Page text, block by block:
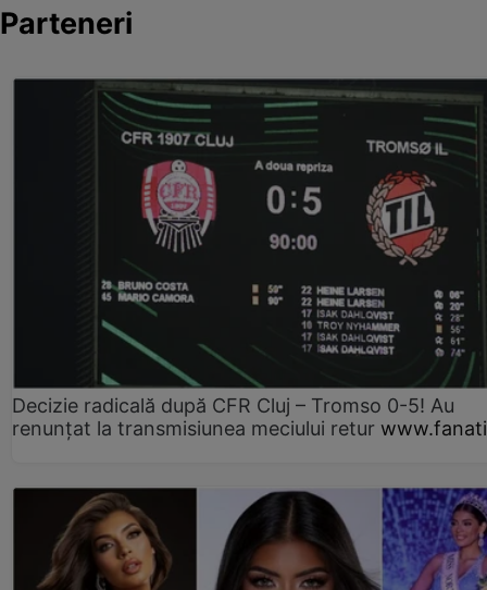
Parteneri
Decizie radicală după CFR Cluj – Tromso 0-5! Au
renunțat la transmisiunea meciului retur